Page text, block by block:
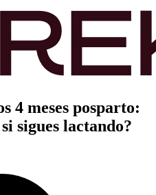
4 meses posparto:
sigues lactando?